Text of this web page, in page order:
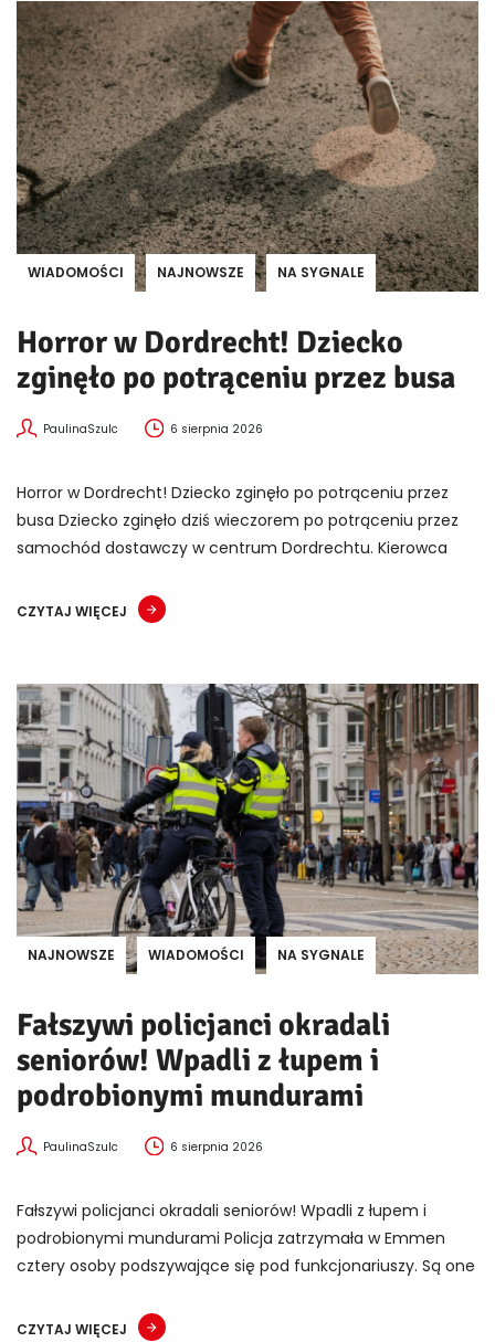
WIADOMOŚCI NAJNOWSZE NA SYGNALE
Horror w Dordrecht! Dziecko
zginęło po potrąceniu przez busa
PaulinaSzulc 6 sierpnia 2026
Horror w Dordrecht! Dziecko zginęło po potrąceniu przez
busa Dziecko zginęło dziś wieczorem po potrąceniu przez
samochód dostawczy w centrum Dordrechtu. Kierowca
CZYTAJ WIĘCEJ
NAJNOWSZE WIADOMOŚCI NA SYGNALE
Fałszywi policjanci okradali
seniorów! Wpadli z łupem i
podrobionymi mundurami
PaulinaSzulc 6 sierpnia 2026
Fałszywi policjanci okradali seniorów! Wpadli z łupem i
podrobionymi mundurami Policja zatrzymała w Emmen
cztery osoby podszywające się pod funkcjonariuszy. Są one
CZYTAJ WIĘCEJ